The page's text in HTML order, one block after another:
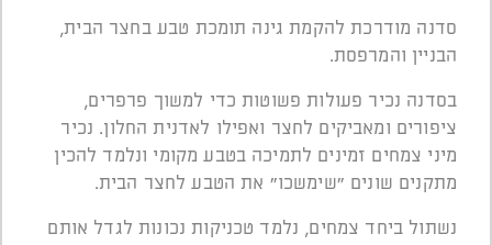
סדנה מודרכת להקמת גינה תומכת טבע בחצר הבית,
הבניין והמרפסת.
בסדנה נכיר פעולות פשוטות כדי למשוך פרפרים,
ציפורים ומאביקים לחצר ואפילו לאדנית החלון. נכיר
מיני צמחים זמינים לתמיכה בטבע מקומי ונלמד להכין
מתקנים שונים "שימשכו" את הטבע לחצר הבית.
נשתול ביחד צמחים, נלמד טכניקות נכונות לגדל אותם